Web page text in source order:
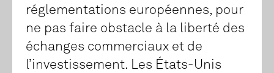
réglementations européennes, pour
ne pas faire obstacle à la liberté des
échanges commerciaux et de
l’investissement. Les États-Unis